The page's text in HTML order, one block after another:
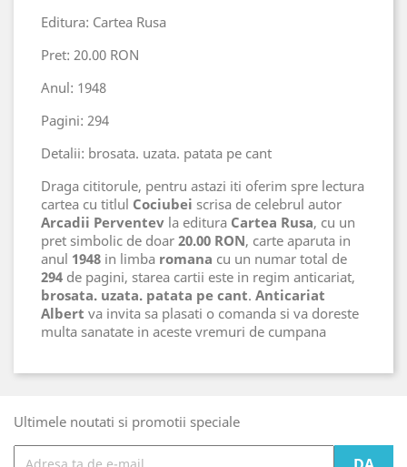
Editura: Cartea Rusa
Pret: 20.00 RON
Anul: 1948
Pagini: 294
Detalii: brosata. uzata. patata pe cant
Draga cititorule, pentru astazi iti oferim spre lectura
cartea cu titlul Cociubei scrisa de celebrul autor
Arcadii Perventev la editura Cartea Rusa, cu un
pret simbolic de doar 20.00 RON, carte aparuta in
anul 1948 in limba romana cu un numar total de
294 de pagini, starea cartii este in regim anticariat,
brosata. uzata. patata pe cant. Anticariat
Albert va invita sa plasati o comanda si va doreste
multa sanatate in aceste vremuri de cumpana
Ultimele noutati si promotii speciale